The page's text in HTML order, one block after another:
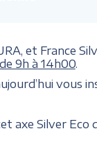
et France
9h à 14h00.
vous
axe Silver